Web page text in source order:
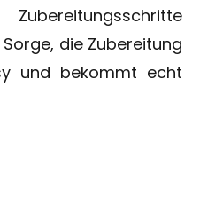
die Zubereitung
und bekommt echt